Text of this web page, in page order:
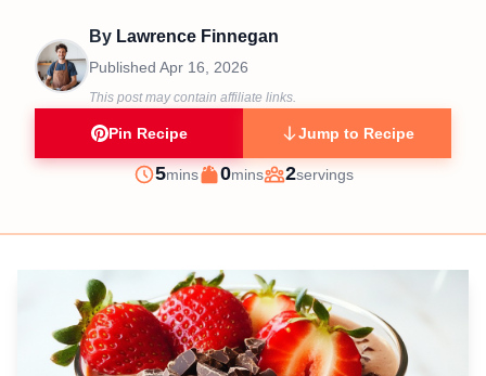
By Lawrence Finnegan
Published Apr 16, 2026
This post may contain affiliate links.
Pin Recipe Jump to Recipe
Prep
5minutes
mins
Cook
0minutes
mins
Servings
2servings